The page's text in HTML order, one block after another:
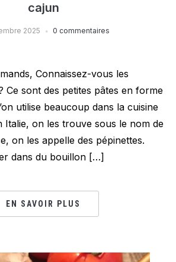
cajun
2025 0 commentaires
Connaissez-vous les
Ce sont des petites pâtes en forme
utilise beaucoup dans la cuisine
Italie, on les trouve sous le nom de
on les appelle des pépinettes.
dans du bouillon […]
EN SAVOIR PLUS